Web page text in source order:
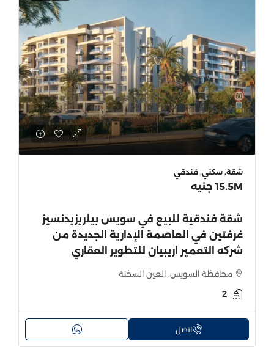
شقة, سكني, فندقي
15.5M جنيه
شقة فندقية للبيع في سويس بيلريزيدنسيز
غرفتين في العاصمة الإدارية الجديدة من
شركه التعمير اريبيان للتطوير العقاري
محافظة السويس, العين السخنة
2
اتصل